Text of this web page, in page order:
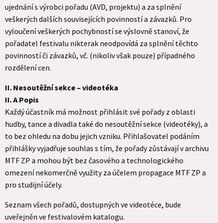
ujednání s výrobci pořadu (AVD, projektu) a za splnění
veškerých dalších souvisejících povinností a závazků. Pro
vyloučení veškerých pochybností se výslovně stanoví, že
pořadatel festivalu nikterak neodpovídá za splnění těchto
povinností či závazků, vč. (nikoliv však pouze) případného
rozdělení cen.
II. Nesoutěžní sekce – videotéka
II. A Popis
Každý účastník má možnost přihlásit své pořady z oblasti
hudby, tance a divadla také do nesoutěžní sekce (videotéky), a
to bez ohledu na dobu jejich vzniku. Přihlašovatel podáním
přihlášky vyjadřuje souhlas s tím, že pořady zůstávají v archivu
MTF ZP a mohou být bez časového a technologického
omezení nekomerčně využity za účelem propagace MTF ZP a
pro studijní účely.
Seznam všech pořadů, dostupných ve videotéce, bude
uveřejněn ve festivalovém katalogu.